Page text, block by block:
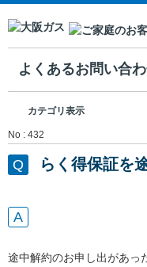
よくあるお問い合
カテゴリ表示
No : 432
らく得保証を
途中解約のお申し出があっ